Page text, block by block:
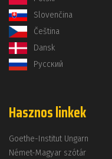
Slovenčina
Čeština
Dansk
Русский
Hasznos linkek
Goethe-Institut Ungarn
Német-Magyar szótár